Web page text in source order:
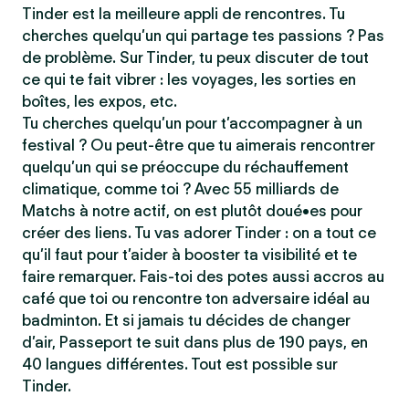
Tinder est la meilleure appli de rencontres. Tu
cherches quelqu’un qui partage tes passions ? Pas
de problème. Sur Tinder, tu peux discuter de tout
ce qui te fait vibrer : les voyages, les sorties en
boîtes, les expos, etc.
Tu cherches quelqu’un pour t’accompagner à un
festival ? Ou peut-être que tu aimerais rencontrer
quelqu’un qui se préoccupe du réchauffement
climatique, comme toi ? Avec 55 milliards de
Matchs à notre actif, on est plutôt doué•es pour
créer des liens. Tu vas adorer Tinder : on a tout ce
qu’il faut pour t’aider à booster ta visibilité et te
faire remarquer. Fais-toi des potes aussi accros au
café que toi ou rencontre ton adversaire idéal au
badminton. Et si jamais tu décides de changer
d’air, Passeport te suit dans plus de 190 pays, en
40 langues différentes. Tout est possible sur
Tinder.